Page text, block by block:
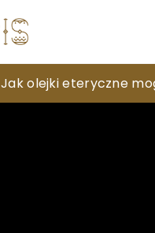
Jak wybrać idealne
Jak olejki eteryczne
Sztuka origami jako